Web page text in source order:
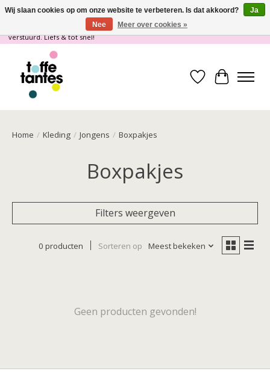
Wij gaan op vakantie! vanaf 4 juli t/m 21 juli worden er geen pakketjes
verstuurd. Liefs & tot snel!
Verlanglijst
Home / Kleding / Jongens / Boxpakjes
Boxpakjes
Filters weergeven
0 producten Sorteren op Meest bekeken
Geen producten gevonden!
Wij slaan cookies op om onze website te verbeteren. Is dat akkoord?
Ja
Nee
Meer over cookies »